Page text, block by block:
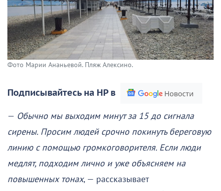
Фото Марии Ананьевой. Пляж Алексино.
Подписывайтесь на НР в
— Обычно мы выходим минут за 15 до сигнала
сирены. Просим людей срочно покинуть береговую
линию с помощью громкоговорителя. Если люди
медлят, подходим лично и уже объясняем на
повышенных тонах, — рассказывает